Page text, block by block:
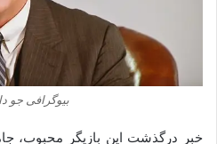
بیوگرافی جو
خبر درگذشت این بازیگر محبوب،